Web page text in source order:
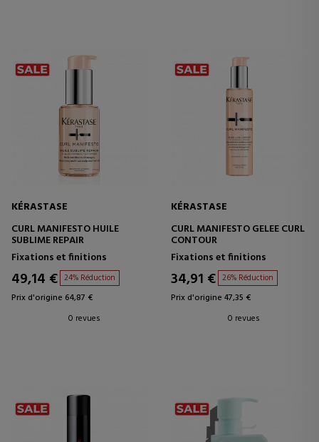
KÉRASTASE
CURL MANIFESTO HUILE
SUBLIME REPAIR
Fixations et finitions
49,14 € 24% Réduction
Prix d'origine 64,87 €
0 revues
KÉRASTASE
CURL MANIFESTO GELEE CURL
CONTOUR
Fixations et finitions
34,91 € 26% Réduction
Prix d'origine 47,35 €
0 revues